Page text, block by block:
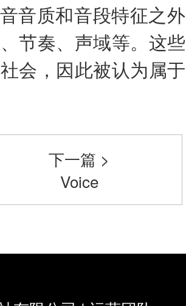
音质和音段特征之外
节奏、声域等。这些
会，因此被认为属于
下一篇 >
Voice